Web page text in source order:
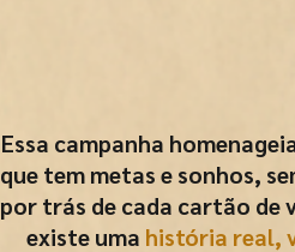
Essa campanha
que tem metas e sonhos,
por trás de cada cartão
existe uma história real,